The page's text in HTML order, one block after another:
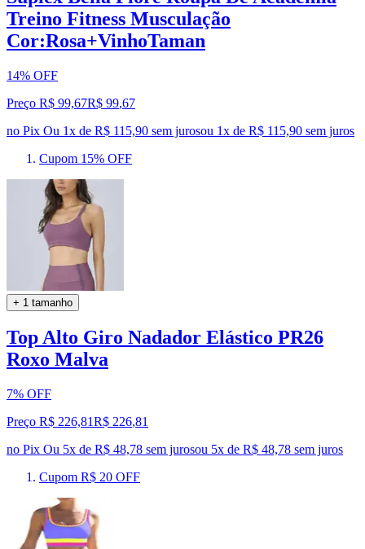
Treino Fitness Musculação
Cor:Rosa+VinhoTaman
14% OFF
Preço R$ 99,67R$ 99,67
no Pix Ou 1x de R$ 115,90 sem jurosou 1x de R$ 115,90 sem juros
Cupom 15% OFF
+ 1 tamanho
Top Alto Giro Nadador Elástico PR26
Roxo Malva
7% OFF
Preço R$ 226,81R$ 226,81
no Pix Ou 5x de R$ 48,78 sem jurosou 5x de R$ 48,78 sem juros
Cupom R$ 20 OFF